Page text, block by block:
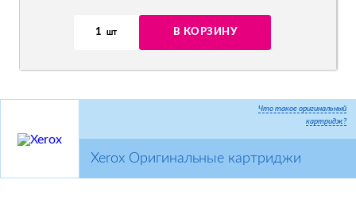
1 шт В КОРЗИНУ
Что такое оригинальный
картридж?
Xerox Оригинальные картриджи